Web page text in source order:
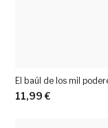
El baúl de los mil
11,99€